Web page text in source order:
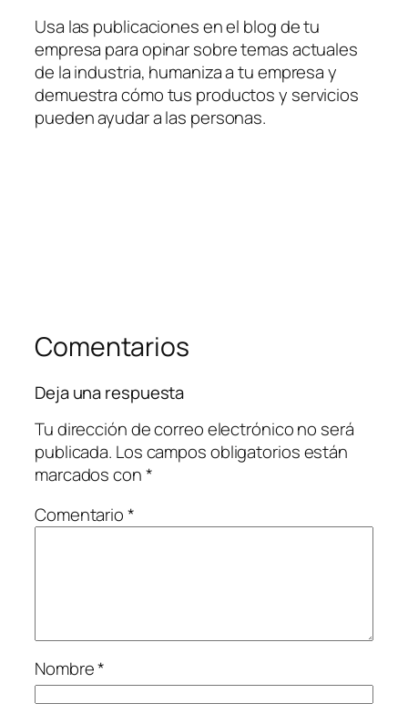
Usa las publicaciones en el blog de tu
empresa para opinar sobre temas actuales
de la industria, humaniza a tu empresa y
demuestra cómo tus productos y servicios
pueden ayudar a las personas.
Comentarios
Deja una respuesta
Tu dirección de correo electrónico no será
publicada. Los campos obligatorios están
marcados con*
Comentario*
Nombre*